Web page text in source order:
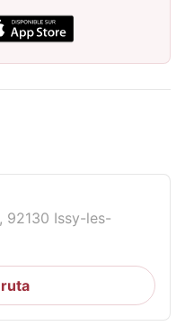
92130 Issy-les-